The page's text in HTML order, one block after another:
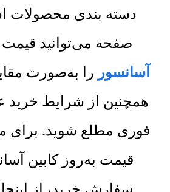
دسته بندی محصولات
صفحه می‌توانید قیمت
آسانسور را به‌صورت
همچنین از شرایط خرید
فوری مطلع شوید. برای
قیمت به‌روز کابین